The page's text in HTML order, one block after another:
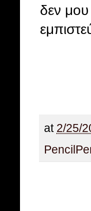
δεν
at 2/25/
Pencil